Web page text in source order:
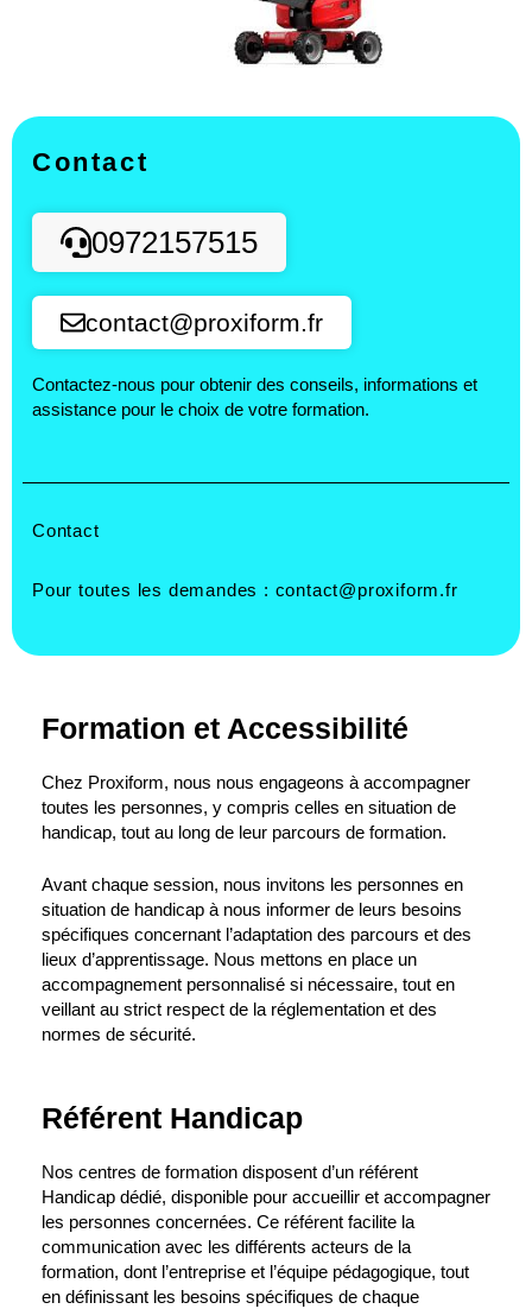
Contact
0972157515
contact@proxiform.fr
Contactez-nous pour obtenir des conseils, informations et
assistance pour le choix de votre formation.
Contact
Pour toutes les demandes : contact@proxiform.fr
Formation et Accessibilité
Chez Proxiform, nous nous engageons à accompagner
toutes les personnes, y compris celles en situation de
handicap, tout au long de leur parcours de formation.
Avant chaque session, nous invitons les personnes en
situation de handicap à nous informer de leurs besoins
spécifiques concernant l’adaptation des parcours et des
lieux d’apprentissage. Nous mettons en place un
accompagnement personnalisé si nécessaire, tout en
veillant au strict respect de la réglementation et des
normes de sécurité.
Référent Handicap
Nos centres de formation disposent d’un référent
Handicap dédié, disponible pour accueillir et accompagner
les personnes concernées. Ce référent facilite la
communication avec les différents acteurs de la
formation, dont l’entreprise et l’équipe pédagogique, tout
en définissant les besoins spécifiques de chaque